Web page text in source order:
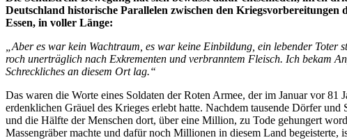
Deutschland historische Parallelen zwischen den
Essen, in voller Länge:
„Aber es war kein Wachtraum, es war keine Einbildung, ein lebender
roch unerträglich nach Exkrementen und verbranntem Fleisch. Ich bekam
Schreckliches an diesem Ort lag.“
Das waren die Worte eines Soldaten der Roten Armee, der im Januar vor
erdenklichen Gräuel des Krieges erlebt hatte. Nachdem tausende Dörfer
und die Hälfte der Menschen dort, über eine Million, zu Tode gehungert
Massengräber machte und dafür noch Millionen in diesem Land begeisterte,